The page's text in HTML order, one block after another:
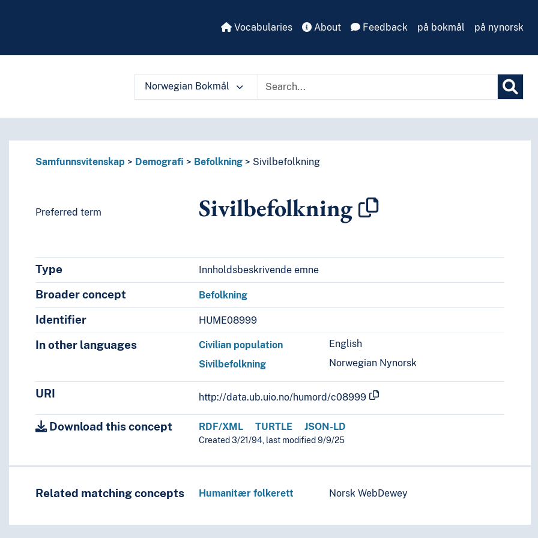
Vocabularies About Feedback på bokmål på nynorsk
Norwegian Bokmål
contents by a criterion
Samfunnsvitenskap Demografi Befolkning Sivilbefolkning
Preferred term Sivilbefolkning
Type Innholdsbeskrivende emne
Broader concept Befolkning
Identifier HUME08999
In other languages English
Civilian population
Norwegian Nynorsk
Sivilbefolkning
URI http://data.ub.uio.no/humord/c08999
Download this concept RDF/XML TURTLE JSON-LD
Created 3/21/94, last modified 9/9/25
Related matching concepts Humanitær folkerett Norsk WebDewey